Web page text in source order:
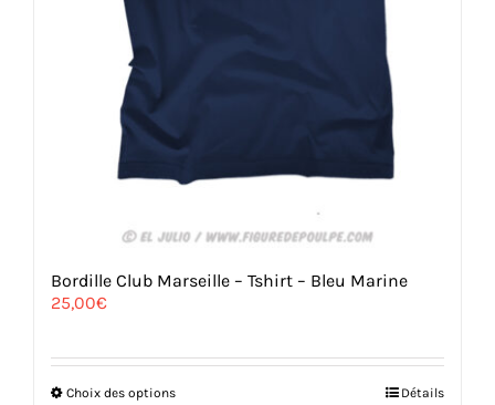
Bordille Club Marseille – Tshirt – Bleu Marine
25,00€
Choix des optionsCe
Détails